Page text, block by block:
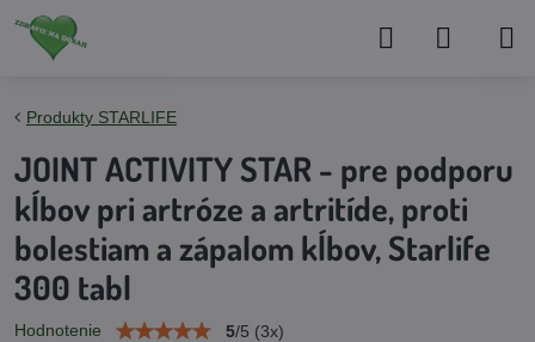
Produkty STARLIFE
JOINT ACTIVITY STAR - pre podporu
kĺbov pri artróze a artritíde, proti
bolestiam a zápalom kĺbov, Starlife
300 tabl
Hodnotenie 5/5 (3x)